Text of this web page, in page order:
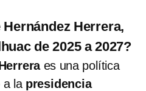
Herrera,
de 2025 a 2027?
es una política
a lapresidencia